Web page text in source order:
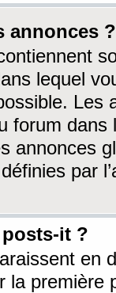
annonces ?
lequel
Les
forum dans
annonces
par
it ?
en
la première